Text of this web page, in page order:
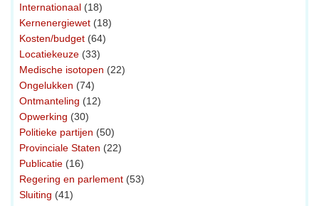
Internationaal (18)
Kernenergiewet (18)
Kosten/budget (64)
Locatiekeuze (33)
Medische isotopen (22)
Ongelukken (74)
Ontmanteling (12)
Opwerking (30)
Politieke partijen (50)
Provinciale Staten (22)
Publicatie (16)
Regering en parlement (53)
Sluiting (41)